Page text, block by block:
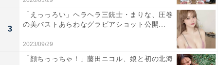
3
「えっっろい」ヘラヘラ三銃士・まりな、圧巻
の美バストあらわなグラビアショット公開...
2023/09/29
「顔ちっっちゃ！」藤田ニコル、娘と初の北海